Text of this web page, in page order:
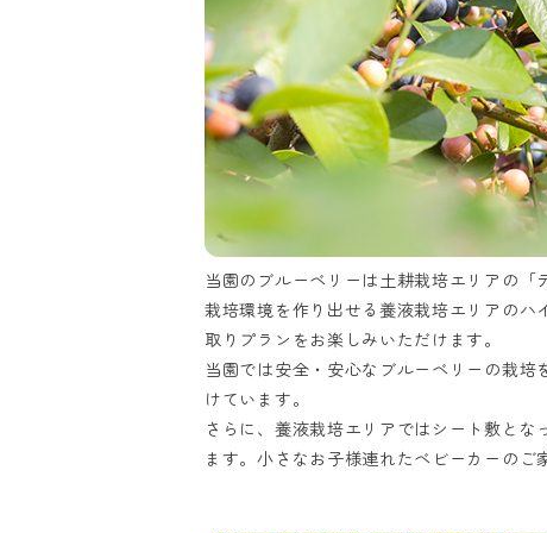
当園のブルーベリーは土耕栽培エリアの
栽培環境を作り出せる養液栽培エリアの
取りプランをお楽しみいただけます。
当園では安全・安心なブルーベリーの栽
けています。
さらに、養液栽培エリアではシート敷と
ます。小さなお子様連れたベビーカーのご